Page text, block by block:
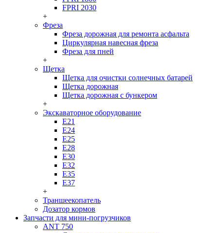
FPRI 2030
+
Фреза
Фреза дорожная для ремонта асфальта
Циркулярная навесная фреза
Фреза для пней
+
Щетка
Щетка для очистки солнечных батарей
Щетка дорожная
Щетка дорожная с бункером
+
Экскаваторное оборудование
Е21
Е24
Е25
Е28
Е30
Е32
Е35
Е37
+
Траншеекопатель
Дозатор кормов
Запчасти для мини-погрузчиков
ANT 750